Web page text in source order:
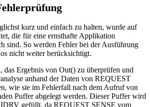
kurz und einfach zu halten, wurde auf
die für eine ernsthafte Applikation
sind. So werden Fehler bei der Ausführung
nicht weiter berücksichtigt.
das Ergebnis von Out() zu überprüfen und
anhand der Daten von REQUEST
wie sie im Fehlerfall nach dem Aufruf von
Puffer abgelegt werden. Dieser Puffer wird
gefüllt, da REQUEST SENSE vom